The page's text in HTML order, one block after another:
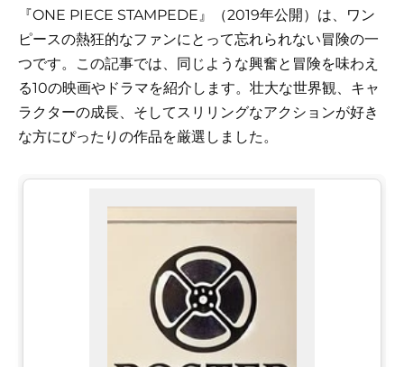
『ONE PIECE STAMPEDE』（2019年公開）は、ワン
ピースの熱狂的なファンにとって忘れられない冒険の一
つです。この記事では、同じような興奮と冒険を味わえ
る10の映画やドラマを紹介します。壮大な世界観、キャ
ラクターの成長、そしてスリリングなアクションが好き
な方にぴったりの作品を厳選しました。